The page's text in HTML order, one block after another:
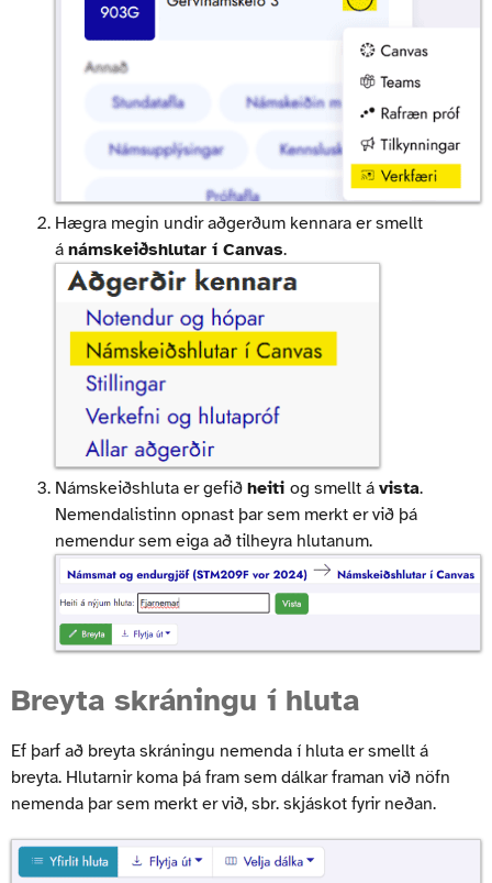
Hægra megin undir aðgerðum kennara er smellt
á námskeiðshlutar í Canvas.
Námskeiðshluta er gefið heiti og smellt á vista.
Nemendalistinn opnast þar sem merkt er við þá
nemendur sem eiga að tilheyra hlutanum.
Breyta skráningu í hluta
Ef þarf að breyta skráningu nemenda í hluta er smellt á
breyta. Hlutarnir koma þá fram sem dálkar framan við nöfn
nemenda þar sem merkt er við, sbr. skjáskot fyrir neðan.